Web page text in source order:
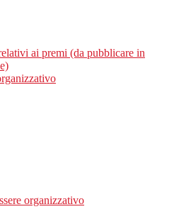
ai premi (da pubblicare in
organizzativo